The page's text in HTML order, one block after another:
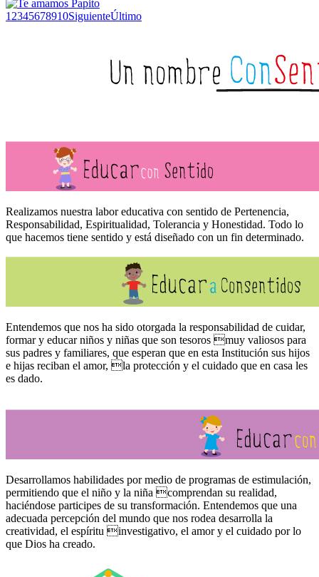
1 2345678910SiguienteÚltimo
Realizamos nuestra labor educativa con sentido de Pertenencia,
Responsabilidad, Espiritualidad, Tolerancia y Honestidad. Todo lo
que hacemos tiene sentido y está diseñado con un fin determinado.
Entendemos que nos ha sido otorgada la responsabilidad de cuidar,
formar y educar niños y niñas que son tesoros muy valiosos para
sus padres y familiares, que esperan que en esta Institución sus hijos
e hijas reciban el amor, la protección y el cuidado que en casa les
es dado.
Desarrollamos habilidades por medio de programas de estimulación,
permitiendo que el niño y la niña comprendan su realidad,
haciéndose participes de su transformación. Entendemos que una
adecuada percepción del mundo que nos rodea desarrolla la
creatividad, el espíritu investigativo, el amor y el cuidado por lo
que Dios ha creado.